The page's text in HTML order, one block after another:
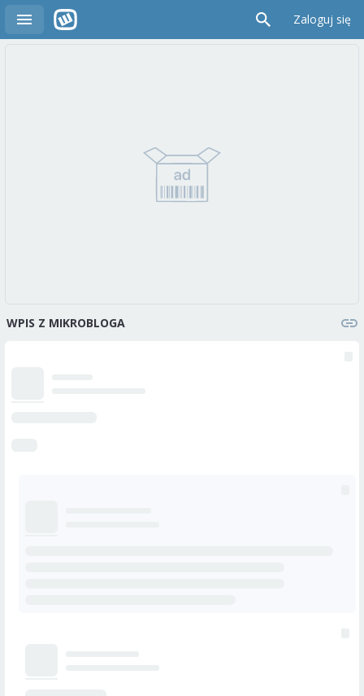
Zaloguj się
WPIS Z MIKROBLOGA